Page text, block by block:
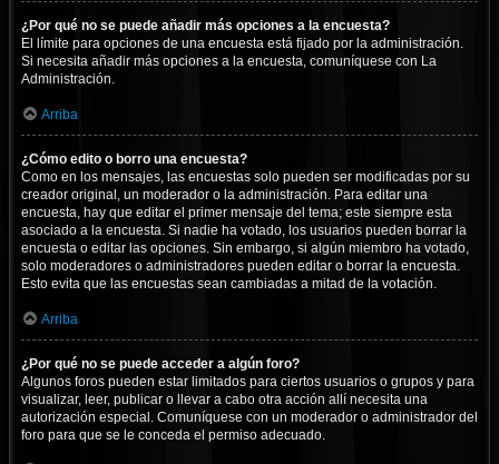
¿Por qué no se puede añadir más opciones a la encuesta?
El límite para opciones de una encuesta está fijado por la administración.
Si necesita añadir más opciones a la encuesta, comuníquese con La
Administración.
Arriba
¿Cómo edito o borro una encuesta?
Como en los mensajes, las encuestas solo pueden ser modificadas por su
creador original, un moderador o la administración. Para editar una
encuesta, hay que editar el primer mensaje del tema; este siempre esta
asociado a la encuesta. Si nadie ha votado, los usuarios pueden borrar la
encuesta o editar las opciones. Sin embargo, si algún miembro ha votado,
solo moderadores o administradores pueden editar o borrar la encuesta.
Esto evita que las encuestas sean cambiadas a mitad de la votación.
Arriba
¿Por qué no se puede acceder a algún foro?
Algunos foros pueden estar limitados para ciertos usuarios o grupos y para
visualizar, leer, publicar o llevar a cabo otra acción allí necesita una
autorización especial. Comuníquese con un moderador o administrador del
foro para que se le conceda el permiso adecuado.